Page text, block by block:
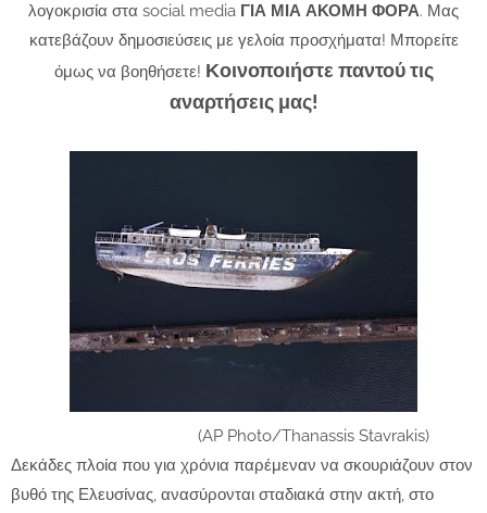
λογοκρισία στα social media ΓΙΑ ΜΙΑ ΑΚΟΜΗ ΦΟΡΑ. Μας
κατεβάζουν δημοσιεύσεις με γελοία προσχήματα! Μπορείτε
όμως να βοηθήσετε! Κοινοποιήστε παντού τις
αναρτήσεις μας!
(AP Photo/Thanassis Stavrakis)
Δεκάδες πλοία που για χρόνια παρέμεναν να σκουριάζουν στον
βυθό της Ελευσίνας, ανασύρονται σταδιακά στην ακτή, στο